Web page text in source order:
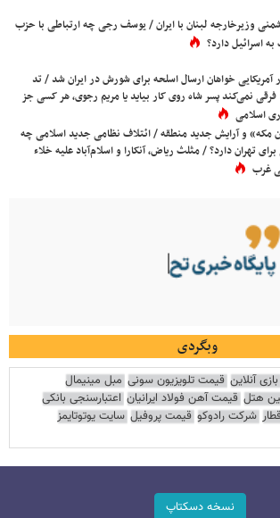
وزیرخارجه لبنان با ایران / یوسف رجی چه ارتباطی با حزب
اسرائیل دارد؟
آمریکایی خواهان ارسال اسلحه برای شورش در ایران شد / تد
نمی‌کند پسر شاه روی کار بیاید یا مریم رجوی، هر کسی جز
اسلامی
مکه» و آرایش جدید منطقه / ائتلاف نظامی جدید اسلامی چه
تهران دارد؟ / مثلث ریاض، آنکارا و اسلام‌آباد علیه خلاء
غرب
وبگردی
بازی آنلاین قیمت تلویزیون سونی مبل مینیمال
هتل قیمت آهن فولاد ایرانیان اعتبارسنجی بانکی
شرکت رادوکو قیمت پروفیل سایت یوتوتایمز
نسخه دسکتاپ